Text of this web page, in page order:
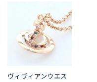
ヴィヴィアンウエス